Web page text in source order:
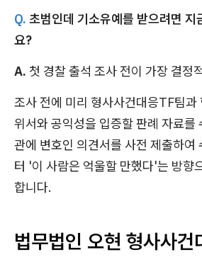
Q. 초범인데 기소유예를 받으려면 지
요?
A. 첫 경찰 출석 조사 전이 가장 결정
조사 전에 미리 형사사건대응TF팀과
위서와 공익성을 입증할 판례 자료를
관에 변호인 의견서를 사전 제출하여
터 '이 사람은 억울할 만했다'는 방향
합니다.
법무법인 오현 형사사